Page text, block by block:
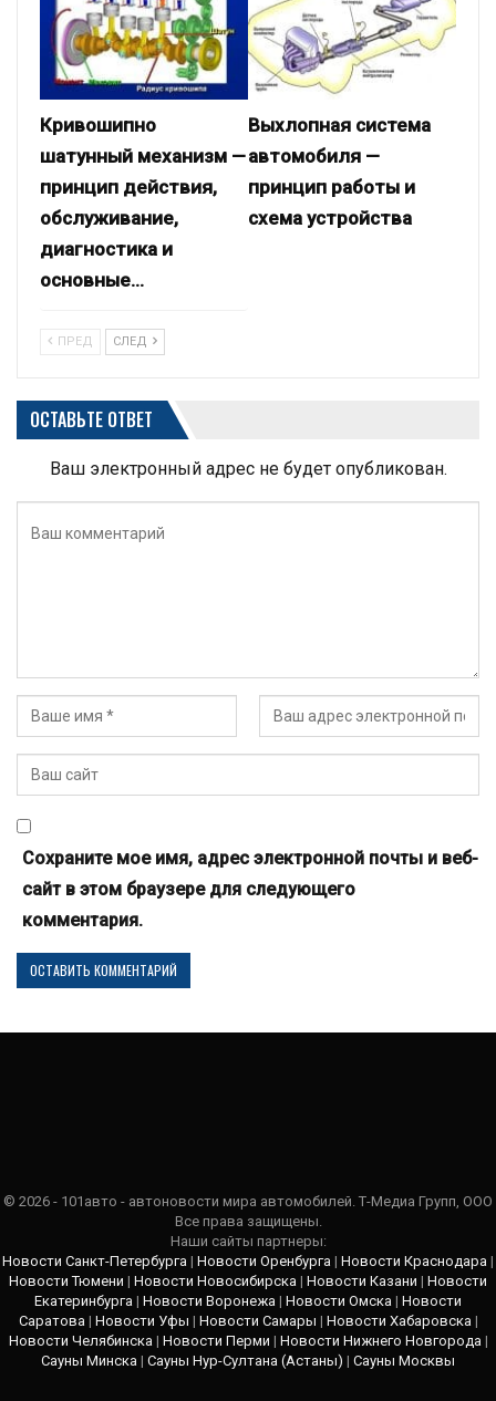
Кривошипно
шатунный механизм —
принцип действия,
обслуживание,
диагностика и
основные…
Выхлопная система
автомобиля —
принцип работы и
схема устройства
ПРЕД СЛЕД
ОСТАВЬТЕ ОТВЕТ
Ваш электронный адрес не будет опубликован.
Сохраните мое имя, адрес электронной почты и веб-
сайт в этом браузере для следующего
комментария.
© 2026 - 101авто - автоновости мира автомобилей. Т-Медиа Групп, ООО
Все права защищены.
Наши сайты партнеры:
Новости Санкт-Петербурга | Новости Оренбурга | Новости Краснодара |
Новости Тюмени | Новости Новосибирска | Новости Казани | Новости
Екатеринбурга | Новости Воронежа | Новости Омска | Новости
Саратова | Новости Уфы | Новости Самары | Новости Хабаровска |
Новости Челябинска | Новости Перми | Новости Нижнего Новгорода |
Сауны Минска | Сауны Нур-Султана (Астаны) | Сауны Москвы